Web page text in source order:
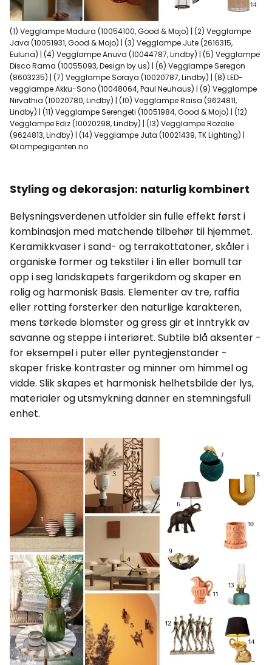
(1) Vegglampe Madura (10054100, Good & Mojo) | (2) Vegglampe
Java (10051931, Good & Mojo) | (3) Vegglampe Jute (2616315,
Euluna) | (4) Vegglampe Anuva (10044787, Lindby) | (5) Vegglampe
Disco Rama (10055093, Design by us) | (6) Vegglampe Seregon
(8603235) | (7) Vegglampe Soraya (10020787, Lindby) | (8) LED-
vegglampe Akku-Sono (10048064, Paul Neuhaus) | (9) Vegglampe
Nirvathia (10020780, Lindby) | (10) Vegglampe Raisa (9624811,
Lindby) | (11) Vegglampe Serengeti (10051984, Good & Mojo) | (12)
Vegglampe Ediz (10020298, Lindby) | (13) Vegglampe Rozalie
(9624813, Lindby) | (14) Vegglampe Juta (10021439, TK Lighting) |
©Lampegiganten.no
Styling og dekorasjon: naturlig kombinert
Belysningsverdenen utfolder sin fulle effekt først i
kombinasjon med matchende tilbehør til hjemmet.
Keramikkvaser i sand- og terrakottatoner, skåler i
organiske former og tekstiler i lin eller bomull tar
opp i seg landskapets fargerikdom og skaper en
rolig og harmonisk Basis. Elementer av tre, raffia
eller rotting forsterker den naturlige karakteren,
mens tørkede blomster og gress gir et inntrykk av
savanne og steppe i interiøret. Subtile blå aksenter -
for eksempel i puter eller pyntegjenstander -
skaper friske kontraster og minner om himmel og
vidde. Slik skapes et harmonisk helhetsbilde der lys,
materialer og utsmykning danner en stemningsfull
enhet.